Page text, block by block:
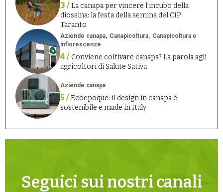
3 /La canapa per vincere l’incubo della
diossina: la festa della semina del CIP
Taranto
Aziende canapa Canapicoltura
Canapicoltura e
infiorescenze
4 /Conviene coltivare canapa? La parola agli
agricoltori di Salute Sativa
Aziende canapa
5 /Ecoepoque: il design in canapa è
sostenibile e made in Italy
Seguici sui nostri canali